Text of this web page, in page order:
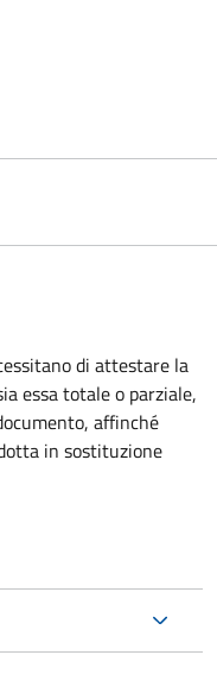
di attestare la
essa totale o parziale,
affinché
in sostituzione